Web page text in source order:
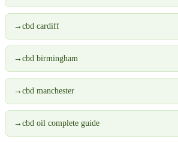
→ cbd cardiff
→ cbd birmingham
→ cbd manchester
→ cbd oil complete guide